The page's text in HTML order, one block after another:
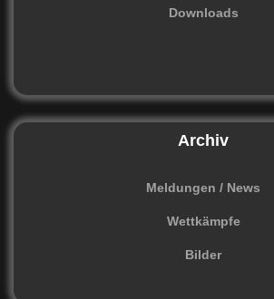
Downloads
Archiv
Meldungen / News
Wettkämpfe
Bilder